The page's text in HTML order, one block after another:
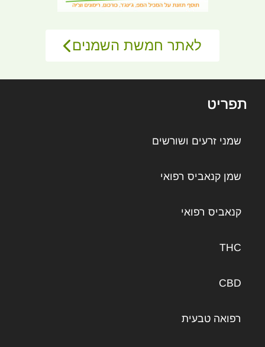
לאתר חמשת השמנים
תפריט
שמני זרעים ושורשים
שמן קנאביס רפואי
קנאביס רפואי
THC
CBD
רפואה טבעית